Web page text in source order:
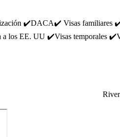
✔️DACA✔️ Visas familiares
a los EE. UU ✔️Visas temporales